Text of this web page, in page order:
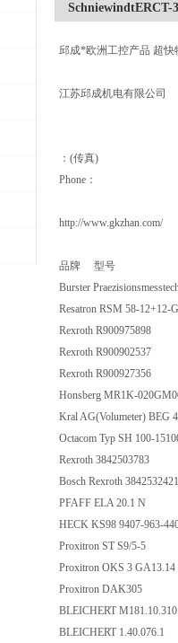
SchniewindtERCT-
邱成*欧洲工控产品 超
江苏邱成机电有限公司
：(传真)
Phone：
http://www.gkzhan.com/
品牌 型号
Burster
Resatron RSM 58-
Rexroth R900975898
Rexroth R900902537
Rexroth R900927356
Honsberg MR1K-
Kral AG(Volumeter) BEG
Octacom Typ SH 100-
Rexroth 3842503783
Bosch Rexroth
PFAFF ELA 20.1 N
HECK KS98 9407-963-
Proxitron ST S9/5-5
Proxitron OKS 3
Proxitron DAK305
BLEICHERT
BLEICHERT 1.40.076.1